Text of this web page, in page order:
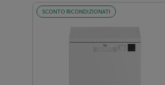
Classe efficienza lavaggio
SCONTO RICONDIZIONATI